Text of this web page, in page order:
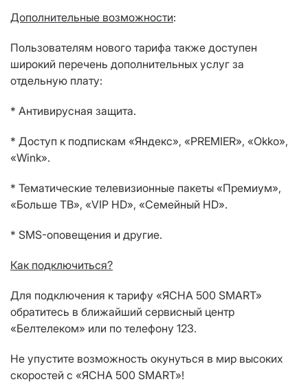
Дополнительные возможности:
Пользователям нового тарифа также доступен
широкий перечень дополнительных услуг за
отдельную плату:
* Антивирусная защита.
* Доступ к подпискам «Яндекс», «PREMIER», «Оkkо»,
«Wink».
* Тематические телевизионные пакеты «Премиум»,
«Больше ТВ», «VIP HD», «Семейный HD».
* SMS-оповещения и другие.
Как подключиться?
Для подключения к тарифу «ЯСНА 500 SMART»
обратитесь в ближайший сервисный центр
«Белтелеком» или по телефону 123.
Не упустите возможность окунуться в мир высоких
скоростей с «ЯСНА 500 SMART»!